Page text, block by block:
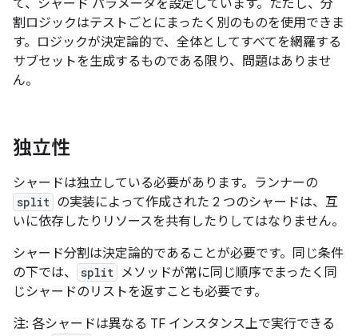
て、シャード パラメータを設定しています。ただし、分
割ロジックはテストごとにまったく別のものを使用できま
す。ロジックが決定論的で、全体としてすべてを網羅する
サブセットを生成するものである限り、問題はありませ
ん。
独立性
シャードは独立している必要があります。ランナーの
split の実装によって作成された 2 つのシャードは、互
いに依存したりリソースを共有したりしてはなりません。
シャード分割は決定論的であることが必要です。同じ条件
の下では、
split メソッドが常に同じ順序でまったく同
じシャードのリストを返すことも必要です。
注: 各シャードは異なる TF インスタンス上で実行できる